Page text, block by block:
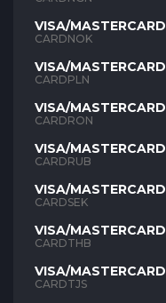
VISA/MASTERCARD
NOK
CARDNOK
VISA/MASTERCARD
PLN
CARDPLN
VISA/MASTERCARD
RON
CARDRON
VISA/MASTERCARD
RUB
CARDRUB
VISA/MASTERCARD
SEK
CARDSEK
VISA/MASTERCARD
THB
CARDTHB
VISA/MASTERCARD
TJS
CARDTJS